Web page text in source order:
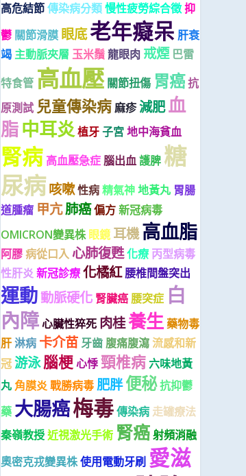
高危結節傳染病分類慢性疲勞綜合徵抑
鬱 關節滑膜 眼底老年癡呆 肝衰
竭 主動脈夾層 玉米鬚龍眼肉 戒煙 巴雷
特食管 高血壓 關節扭傷 胃癌抗
原測試 兒童傳染病麻疹減肥血
脂中耳炎植牙子宮地中海貧血
腎病 高血壓急症腦出血護脾 糖
尿病咳嗽性病精氣神地黃丸 胃腸
道腫瘤 甲亢肺癌偏方新冠病毒
OMICRON變異株 眼鏡 耳機高血脂
阿膠病從口入心肺復甦化療 丙型病毒
性肝炎 新冠診療化橘紅腰椎間盤突出
運動動脈硬化 腎臟癌 腰突症 白
內障心臟性猝死 肉桂養生 藥物毒
肝淋病 卡介苗牙齒 腹痛腹瀉流感和新
冠游泳腦梗心悸 頸椎病 六味地黃
丸 角膜炎戰勝病毒 肥胖便秘抗抑鬱
藥 大腸癌梅毒傳染病 走罐療法
秦嶺教授近視激光手術 腎癌射頻消融
奧密克戎變異株使用電動牙刷 愛滋